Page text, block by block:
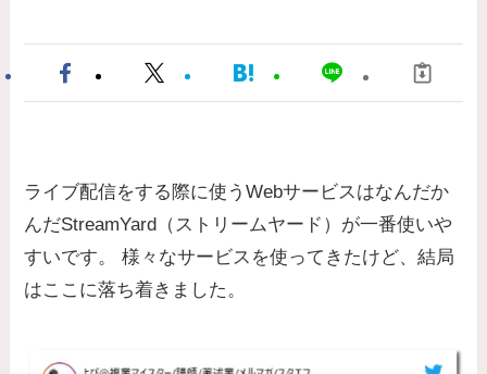
ライブ配信をする際に使うWebサービスはなんだか
んだStreamYard（ストリームヤード）が一番使いや
すいです。 様々なサービスを使ってきたけど、結局
はここに落ち着きました。